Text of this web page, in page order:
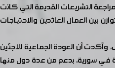
التشريعات القديمة التي كانت
العمال العائدين والاحتياجات
أن العودة الجماعية للاجئين
في سورية، بدعم من عدة دول منها